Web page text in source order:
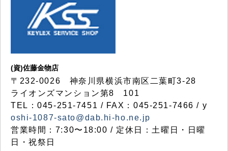
(資)佐藤金物店
〒232-0026 神奈川県横浜市南区二葉町3-28
ライオンズマンション第8 101
TEL：045-251-7451 / FAX：045-251-7466 / y
oshi-1087-sato@dab.hi-ho.ne.jp
営業時間：7:30〜18:00 / 定休日：土曜日・日曜
日・祝祭日